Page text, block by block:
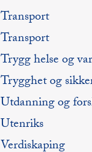
Transport
Transport
Trygg helse og
Trygghet og
Utdanning og
Utenriks
Verdiskaping